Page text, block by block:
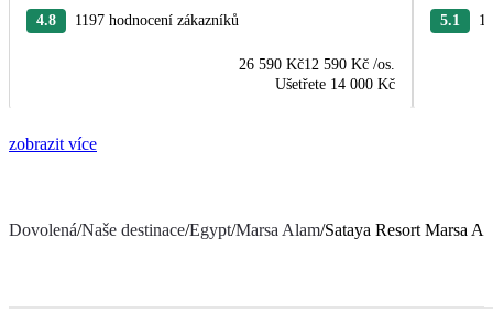
4.8 1197 hodnocení zákazníků
26 590 Kč12 590 Kč /os.
Ušetřete 14 000 Kč
5.1
zobrazit více
Dovolená/Naše destinace/Egypt/Marsa Alam/Sataya Resort Marsa